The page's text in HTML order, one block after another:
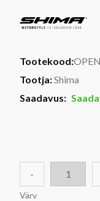
Tootekood:
Tootja:Shima
Saadavus:
-
Värv